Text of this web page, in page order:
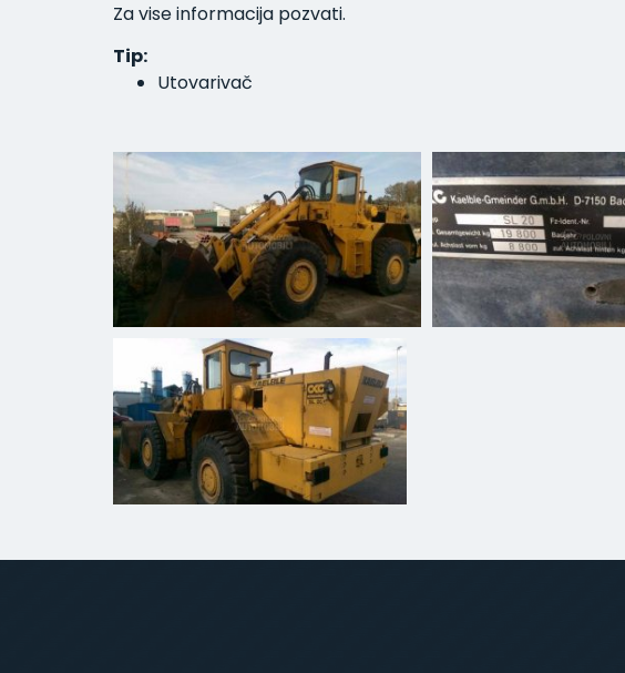
Za vise informacija pozvati.
Tip:
Utovarivač